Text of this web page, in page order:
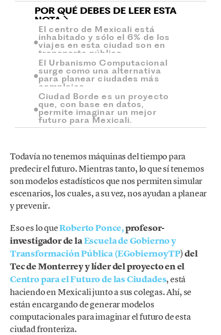
POR QUÉ DEBES DE LEER ESTA
NOTA
El centro de Mexicali está
inhabitado y sólo el 6% de los
viajes en esta ciudad son en
transporte público.
El Urbanismo Computacional
surge como una alternativa
para planear ciudades más
complejas.
Ciudad Borde es un proyecto
que, con base en datos,
permite imaginar un mejor
futuro para Mexicali.
Todavía no tenemos máquinas del tiempo para
predecir el futuro. Mientras tanto, lo que sí tenemos
son modelos estadísticos que nos permiten simular
escenarios, los cuales, a su vez, nos ayudan a planear
y prevenir.
Eso es lo queRoberto Ponce,profesor-
investigador de laEscuela de Gobierno y
Transformación Pública (EGobiernoyTP)del
Tec de Monterreyy líder del proyecto en el
Centro para el Futuro de las Ciudades, está
haciendo en Mexicali junto a sus colegas. Ahí, se
están encargando de generar modelos
computacionales para imaginar el futuro de esta
ciudad fronteriza.